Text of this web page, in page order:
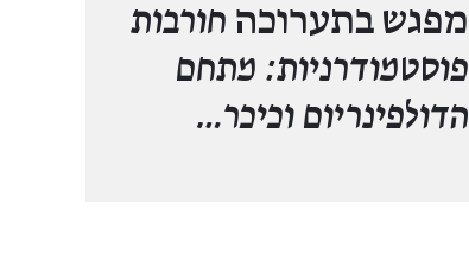
מפגש בתערוכה חורבות
פוסטמודרניות: מתחם
הדולפינריום וכיכר…